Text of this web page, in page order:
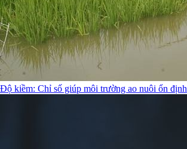
Độ kiềm: Chỉ số giúp môi trường ao nuôi ổn định